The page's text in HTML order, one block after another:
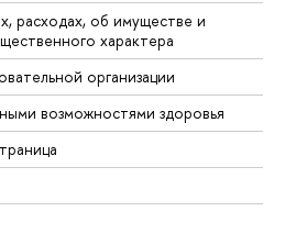
расходах, об имуществе и
характера
организации
возможностями здоровья